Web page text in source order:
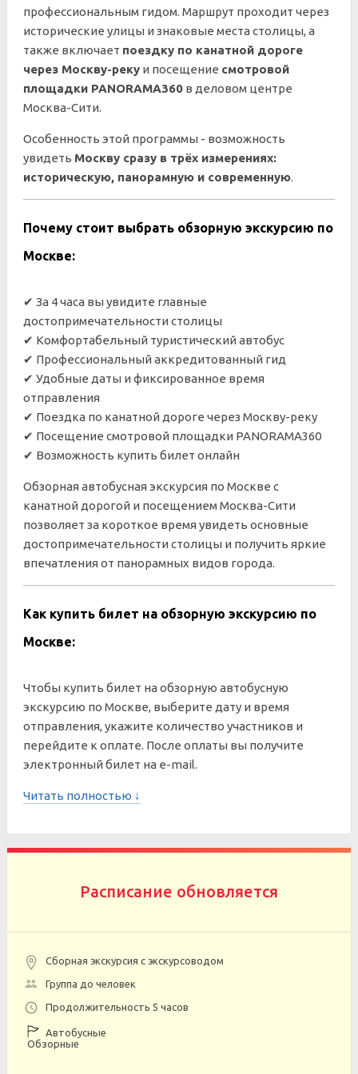
профессиональным гидом. Маршрут проходит через
исторические улицы и знаковые места столицы, а
также включает поездку по канатной дороге
через Москву-реку и посещение смотровой
площадки PANORAMA360 в деловом центре
Москва-Сити.
Особенность этой программы - возможность
увидеть Москву сразу в трёх измерениях:
историческую, панорамную и современную.
Почему стоит выбрать обзорную экскурсию по
Москве:
✔ За 4 часа вы увидите главные
достопримечательности столицы
✔ Комфортабельный туристический автобус
✔ Профессиональный аккредитованный гид
✔ Удобные даты и фиксированное время
отправления
✔ Поездка по канатной дороге через Москву-реку
✔ Посещение смотровой площадки PANORAMA360
✔ Возможность купить билет онлайн
Обзорная автобусная экскурсия по Москве с
канатной дорогой и посещением Москва-Сити
позволяет за короткое время увидеть основные
достопримечательности столицы и получить яркие
впечатления от панорамных видов города.
Как купить билет на обзорную экскурсию по
Москве:
Чтобы купить билет на обзорную автобусную
экскурсию по Москве, выберите дату и время
отправления, укажите количество участников и
перейдите к оплате. После оплаты вы получите
электронный билет на e-mail.
Читать полностью ↓
Расписание обновляется
Сборная экскурсия с экскурсоводом
Группа до человек
Продолжительность 5 часов
Автобусные
Обзорные